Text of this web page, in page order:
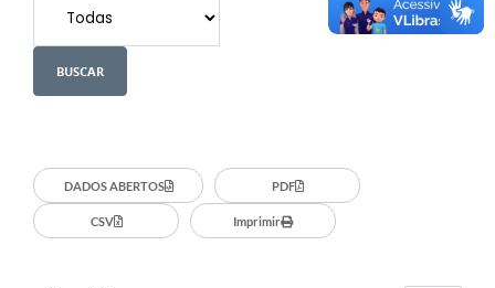
DADOS ABERTOS PDF
CSV Imprimir